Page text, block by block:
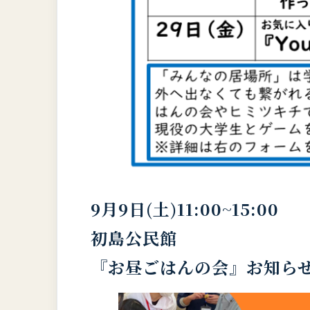
9月9日(土)11:00~15:00
初島公民館
『お昼ごはんの会』お知ら